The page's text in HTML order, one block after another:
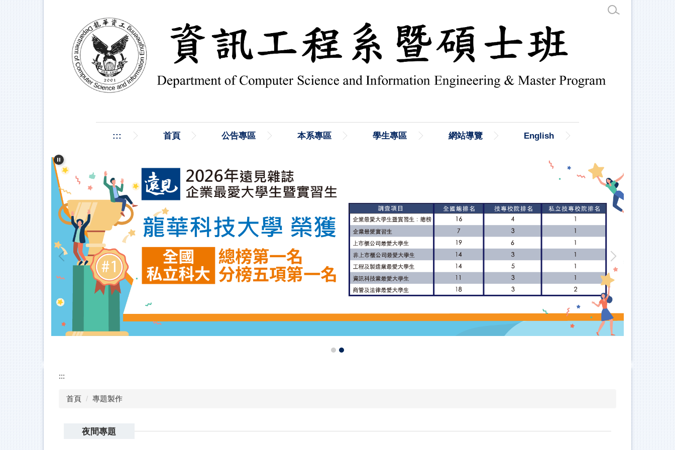
::: 首頁 公告專區 本系專區 學生專區 網站導覽 English
:::
首頁 專題製作
夜間專題